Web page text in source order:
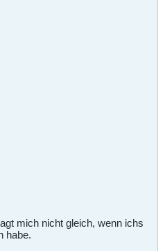
mich nicht gleich, wenn ichs
habe.